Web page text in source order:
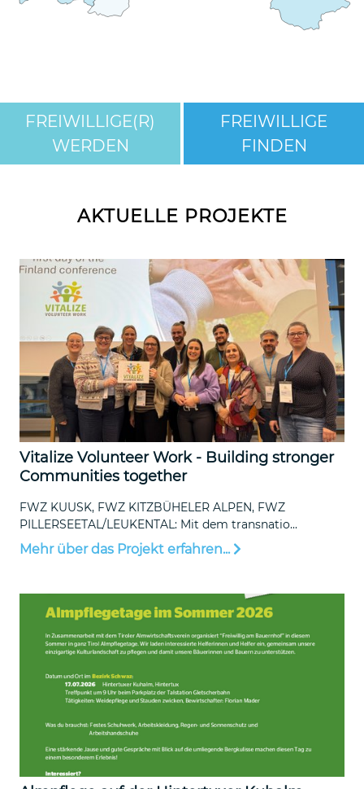
FREIWILLIGE(R)
WERDEN
FREIWILLIGE
FINDEN
AKTUELLE PROJEKTE
Vitalize Volunteer Work - Building stronger
Communities together
FWZ KUUSK, FWZ KITZBÜHELER ALPEN, FWZ
PILLERSEETAL/LEUKENTAL: Mit dem transnatio...
Mehr über das Projekt erfahren...